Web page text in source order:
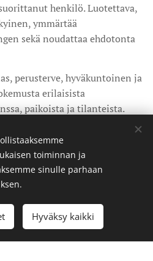
henkilö. Luotettava,
ymmärtää
sekä noudattaa ehdotonta
perusterve, hyväkuntoinen ja
erilaisista
paikoista ja tilanteista.
Kaikki oikeudet pidätetään.
Evästeet
Aloita
toiminnan ja
sinulle parhaan
Hyväksy kaikki